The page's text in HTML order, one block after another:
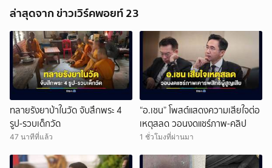
ล่าสุดจาก ข่าวเวิร์คพอยท์ 23
ทลายรังยาบ้าในวัด จับสึกพระ 4
รูป-รวบเด็กวัด
47 นาทีที่แล้ว
“อ.เชน” โพสต์แสดงความเสียใจต่อ
เหตุสลด วอนงดแชร์ภาพ-คลิป
1 ชั่วโมงที่ผ่านมา